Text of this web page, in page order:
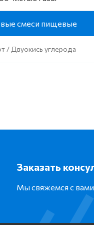
смеси пищевые
/ Двуокись углерода
Заказать
Мы свяжемся с